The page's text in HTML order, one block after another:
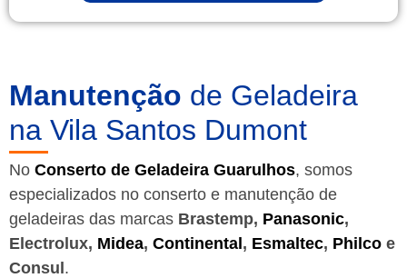
Manutenção de Geladeira
na Vila Santos Dumont
No Conserto de Geladeira Guarulhos, somos
especializados no conserto e manutenção de
geladeiras das marcas Brastemp, Panasonic,
Electrolux, Midea, Continental, Esmaltec, Philco e
Consul.